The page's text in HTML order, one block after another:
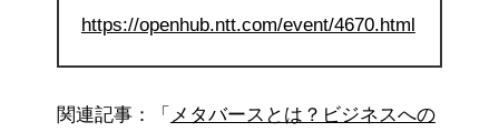
https://openhub.ntt.com/event/4670.html
関連記事：「 メタバースとは？ビジネスへの